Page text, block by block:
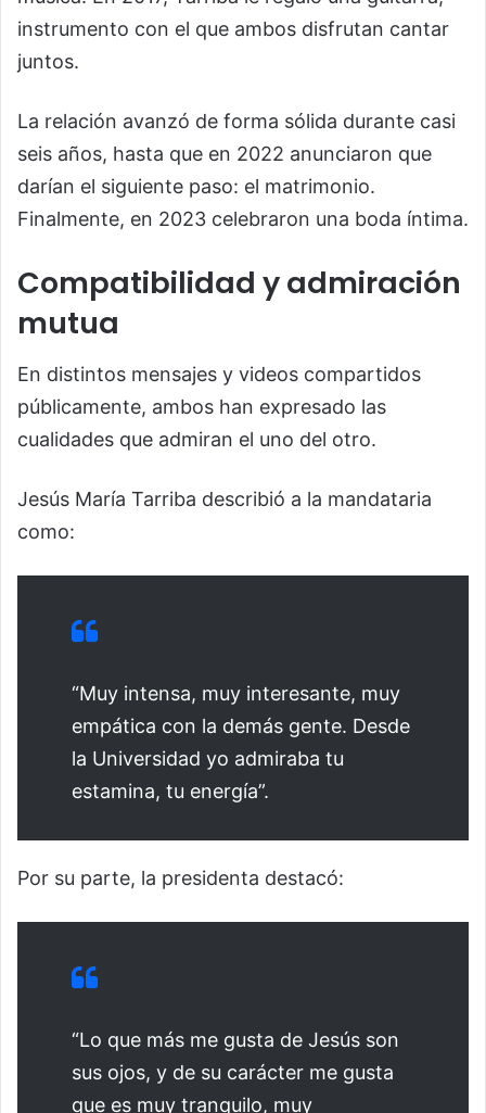
instrumento con el que ambos disfrutan cantar
juntos.
La relación avanzó de forma sólida durante casi
seis años, hasta que en 2022 anunciaron que
darían el siguiente paso: el matrimonio.
Finalmente, en 2023 celebraron una boda íntima.
Compatibilidad y admiración
mutua
En distintos mensajes y videos compartidos
públicamente, ambos han expresado las
cualidades que admiran el uno del otro.
Jesús María Tarriba describió a la mandataria
como:
“Muy intensa, muy interesante, muy
empática con la demás gente. Desde
la Universidad yo admiraba tu
estamina, tu energía”.
Por su parte, la presidenta destacó:
“Lo que más me gusta de Jesús son
sus ojos, y de su carácter me gusta
que es muy tranquilo, muy